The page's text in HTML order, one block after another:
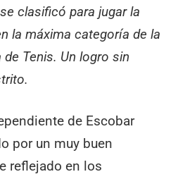
clasificó para jugar la
la máxima categoría de la
Tenis. Un logro sin
de Escobar
por un muy buen
reflejado en los